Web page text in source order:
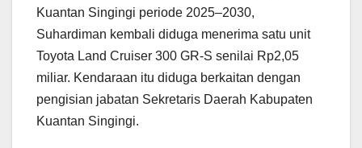
Kuantan Singingi periode 2025–2030,
Suhardiman kembali diduga menerima satu unit
Toyota Land Cruiser 300 GR-S senilai Rp2,05
miliar. Kendaraan itu diduga berkaitan dengan
pengisian jabatan Sekretaris Daerah Kabupaten
Kuantan Singingi.